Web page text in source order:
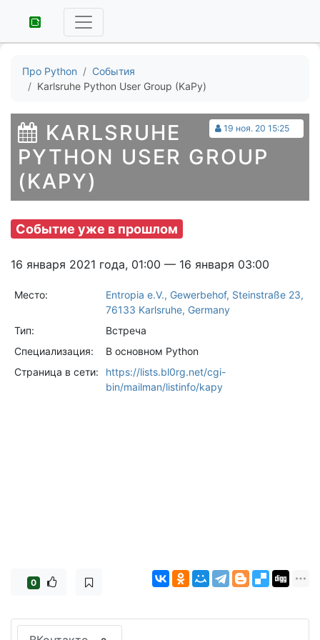
Про Python
События
Karlsruhe Python User Group (KaPy)
19 ноя. 20 15:25
KARLSRUHE
PYTHON USER GROUP
(KAPY)
Событие уже в прошлом
16 января 2021 года, 01:00 — 16 января 03:00
Место:
Entropia e.V., Gewerbehof, Steinstraße 23,
76133 Karlsruhe, Germany
Тип:
Встреча
Специализация:
В основном Python
Страница в сети:
https://lists.bl0rg.net/cgi-
bin/mailman/listinfo/kapy
0